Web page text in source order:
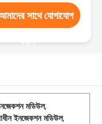
সাথে যোগাযোগ
করুন
মডিউল,
ইনজেকশন মডিউল,